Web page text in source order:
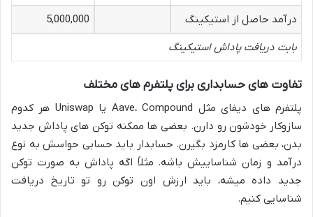
درآمد حاصل از استیکینگ
5,000,000
بابت دریافت پاداش استیکینگ
تفاوت های حسابداری برای پلتفرم های مختلف
پلتفرم های دیفای مثل Aave، Compound یا Uniswap هر کدوم
سازوکار خودشون رو دارن. بعضی ها ممکنه توکن های پاداش جدید
بدن، بعضی ها کارمزد بگیرن. حسابدار باید حسابی حواسش به نوع
درآمد و زمان شناساییش باشه. مثلاً اگه پاداش به صورت توکن
جدید داده میشه، باید ارزش اون توکن رو تو تاریخ دریافت
شناسایی کنیم.